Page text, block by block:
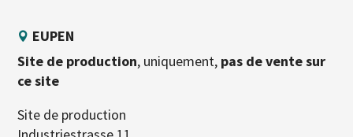
EUPEN
Site de production, uniquement, pas de vente sur
ce site
Site de production